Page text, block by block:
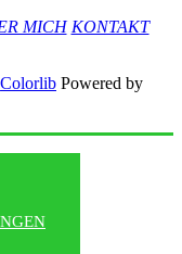
MICH KONTAKT
Colorlib Powered by